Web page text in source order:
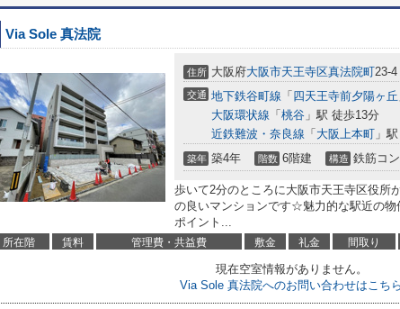
Via Sole 真法院
住所 大阪府大阪市天王寺区真法院町23-4
交通 地下鉄谷町線 「 四天王寺前夕陽ヶ丘
大阪環状線 「 桃谷 」駅 徒歩13分
近鉄難波・奈良線 「 大阪上本町 」
築年 築4年 階数 6階建 構造 鉄筋コ
歩いて2分のところに大阪市天王寺区役所
の良いマンションです☆魅力的な駅近の
ポイント...
所在階 賃料 管理費・共益費 敷金 礼金 間取り
現在空室情報がありません。
Via Sole 真法院へのお問い合わせはこちら